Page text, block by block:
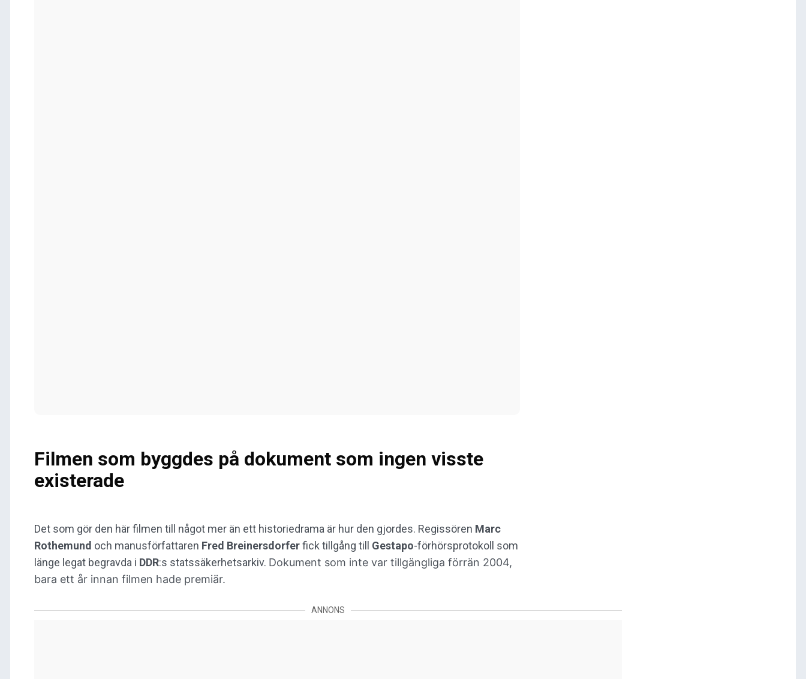
Filmen som byggdes på dokument som ingen visste
existerade
Det som gör den här filmen till något mer än ett historiedrama är hur den gjordes. Regissören Marc
Rothemund och manusförfattaren Fred Breinersdorferfick tillgång till Gestapo-förhörsprotokoll som
länge legat begravda i DDR:s statssäkerhetsarkiv. Dokument som inte var tillgängliga förrän 2004,
bara ett år innan filmen hade premiär.
ANNONS